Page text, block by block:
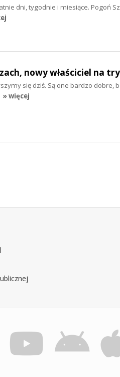
dni, tygodnie i miesiące. Pogoń
nowy właściciel na
się dziś. Są one bardzo dobre,
» więcej